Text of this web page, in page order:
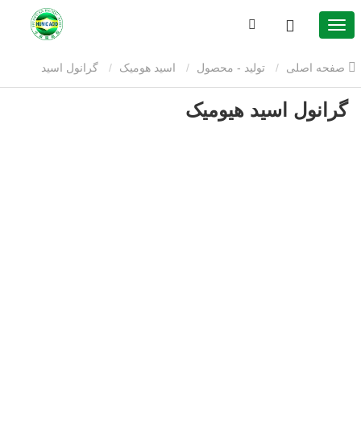
تولید - محصول اسید هومیک گرانول اسید
هیومیک
گرانول اسید هیومیک